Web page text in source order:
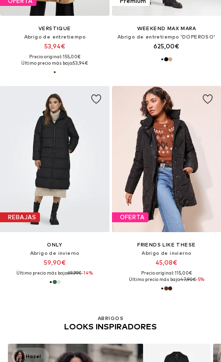
VERSTIQUE
Abrigo de entretiempo
53,94€
Precio original: 155,00€
Último precio más bajo:53,94€
WEEKEND MAX MARA
Abrigo de entretiempo 'DOPEROSO'
625,00€
REBAJAS
ONLY
Abrigo de invierno
59,90€
Último precio más bajo:69,99€-14%
OFERTA
FRIENDS LIKE THESE
Abrigo de invierno
45,08€
Precio original: 115,00€
Último precio más bajo:47,90€-5%
ABRIGOS
LOOKS INSPIRADORES
Hazel